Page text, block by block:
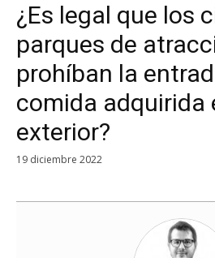
¿Es legal que los
parques de
prohíban la
comida adquirida
exterior?
19 diciembre 2022